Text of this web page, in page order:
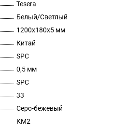
Tesera
Белый/Светлый
1200x180х5 мм
Китай
SPC
0,5 мм
SPC
33
Серо-бежевый
КМ2